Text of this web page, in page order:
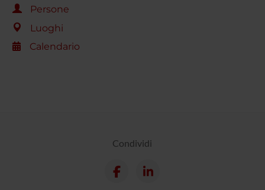
Persone
Luoghi
Calendario
Condividi